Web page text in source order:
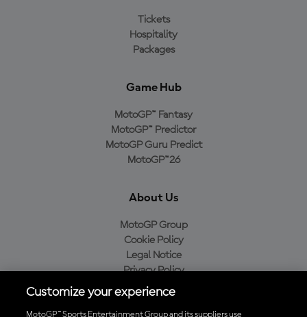
Tickets
Hospitality
Packages
Game Hub
MotoGP™ Fantasy
MotoGP™ Predictor
MotoGP Guru Predict
MotoGP™26
About Us
MotoGP Group
Cookie Policy
Legal Notice
Privacy Policy
Purchase Policy
Customize your experience
MotoGP™ Sports Entertainment Group and its suppliers use